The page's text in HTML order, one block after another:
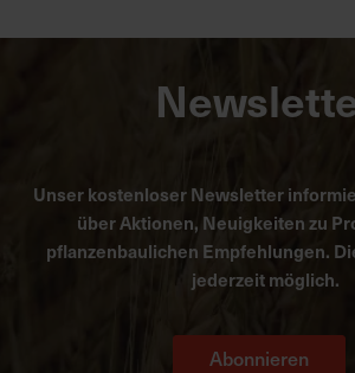
Unser kostenloser Newsletter
über Aktionen, Neuigkeiten zu
pflanzenbaulichen Empfehlungen.
jederzeit möglich.
Abonnieren